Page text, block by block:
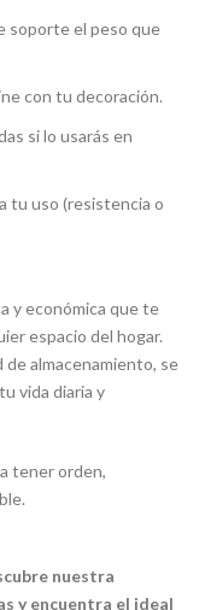
soporte el peso que
con tu decoración.
si lo usarás en
tu uso (resistencia o
y económica que te
espacio del hogar.
de almacenamiento, se
vida diaria y
tener orden,
nuestra
y encuentra el ideal